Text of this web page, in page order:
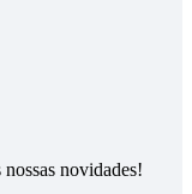
novidades!